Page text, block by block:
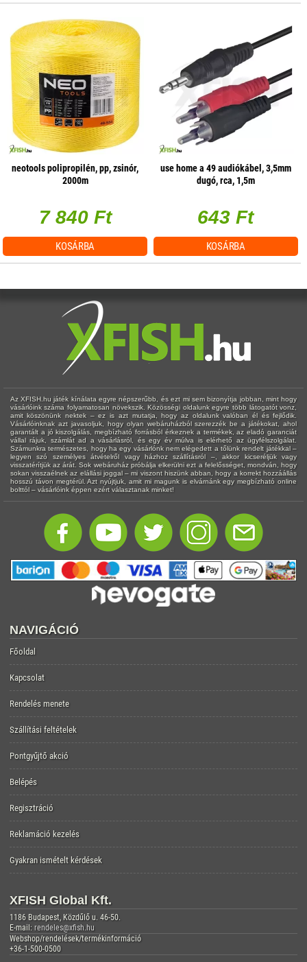
neotools polipropilén, pp, zsinór,
2000m
7 840 Ft
KOSÁRBA
use home a 49 audiókábel, 3,5mm
dugó, rca, 1,5m
643 Ft
KOSÁRBA
Az XFISH.hu játék kínálata egyre népszerűbb, és ezt mi sem bizonyítja jobban, mint hogy
vásárlóink száma folyamatosan növekszik. Közösségi oldalunk egyre több látogatót vonz,
amit köszönünk nektek – ez is azt mutatja, hogy az oldalunk valóban él és fejlődik.
Vásárlóinknak azt javasoljuk, hogy olyan webáruházból szerezzék be a játékokat, ahol
garantált a jó kiszolgálás, megbízható forrásból érkeznek a termékek, az eladó garanciát
vállal rájuk, számlát ad a vásárlásról, és egy év múlva is elérhető az ügyfélszolgálat.
Számunkra természetes, hogy ha egy vásárlónk nem elégedett a tőlünk rendelt játékkal –
legyen szó személyes átvételről vagy házhoz szállításról –, akkor kicseréljük vagy
visszatérítjük az árát. Sok webáruház próbálja elkerülni ezt a felelősséget, mondván, hogy
sokan visszaélnek az elállási joggal – mi viszont hiszünk abban, hogy a korrekt hozzáállás
hosszú távon megtérül. Azt nyújtjuk, amit mi magunk is elvárnánk egy megbízható online
bolttól – vásárlóink éppen ezért választanak minket!
NAVIGÁCIÓ
Főoldal
Kapcsolat
Rendelés menete
Szállítási feltételek
Pontgyűjtő akció
Belépés
Regisztráció
Reklamáció kezelés
Gyakran ismételt kérdések
XFISH Global Kft.
1186 Budapest, Közdűlő u. 46-50.
E-mail: rendeles@xfish.hu
Webshop/rendelések/termékinformáció
+36-1-500-0500